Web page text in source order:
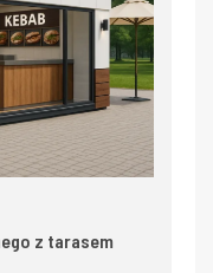
z tarasem